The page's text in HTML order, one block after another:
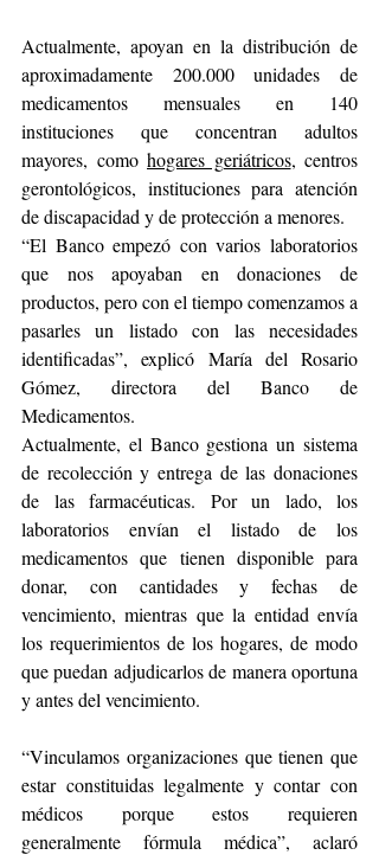
Actualmente, apoyan en la distribución de
aproximadamente 200.000 unidades de
medicamentos mensuales en 140
instituciones que concentran adultos
mayores, como hogares geriátricos, centros
gerontológicos, instituciones para atención
de discapacidad y de protección a menores.
“El Banco empezó con varios laboratorios
que nos apoyaban en donaciones de
productos, pero con el tiempo comenzamos a
pasarles un listado con las necesidades
identificadas”, explicó María del Rosario
Gómez, directora del Banco de
Medicamentos.
Actualmente, el Banco gestiona un sistema
de recolección y entrega de las donaciones
de las farmacéuticas. Por un lado, los
laboratorios envían el listado de los
medicamentos que tienen disponible para
donar, con cantidades y fechas de
vencimiento, mientras que la entidad envía
los requerimientos de los hogares, de modo
que puedan adjudicarlos de manera oportuna
y antes del vencimiento.
“Vinculamos organizaciones que tienen que
estar constituidas legalmente y contar con
médicos porque estos requieren
generalmente fórmula médica”, aclaró